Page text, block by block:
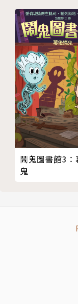
想用圖像說故事
她的IG：
她的網站：
鬧鬼圖書館3：
鬼